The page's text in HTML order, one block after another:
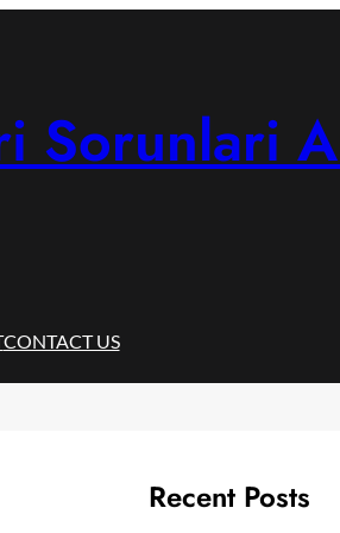
Sorunlari
CONTACT US
Recent Posts